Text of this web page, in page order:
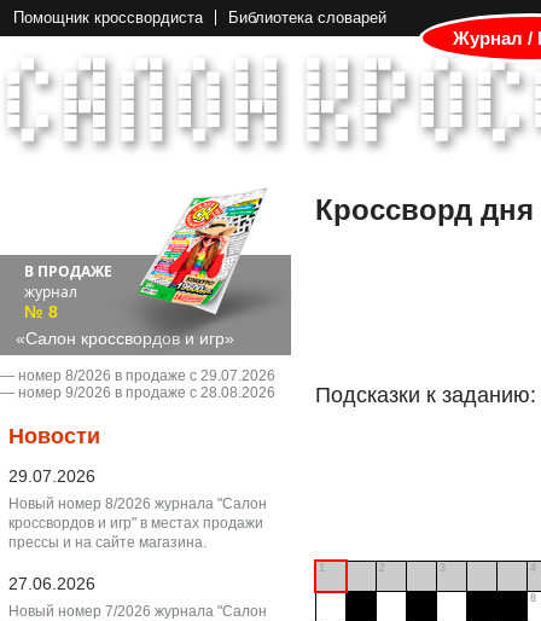
Помощник кроссвордиста Библиотека словарей
Журнал /
В ПРОДАЖЕ
журнал
№ 8
«Салон кроссвордов и игр»
― номер 8/2026 в продаже с 29.07.2026
― номер 9/2026 в продаже с 28.08.2026
Новости
29.07.2026
Новый номер 8/2026 журнала "Салон
кроссвордов и игр" в местах продажи
прессы и на сайте магазина.
27.06.2026
Новый номер 7/2026 журнала "Салон
Кроссворд дня
Подсказки к заданию:
1 2 3 4
8